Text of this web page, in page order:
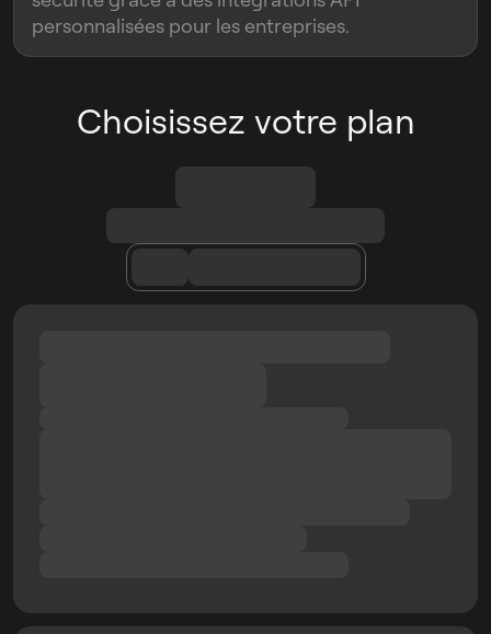
personnalisées pour les entreprises.
Choisissez votre plan